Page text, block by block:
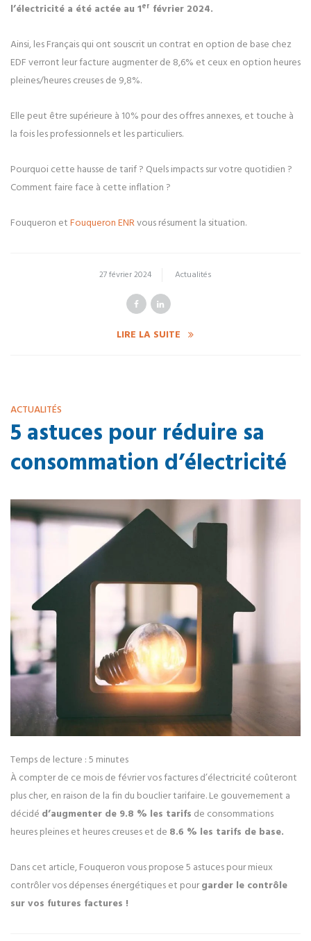
l’électricité a été actée au 1er février 2024.
Ainsi, les Français qui ont souscrit un contrat en option de base chez
EDF verront leur facture augmenter de 8,6% et ceux en option heures
pleines/heures creuses de 9,8%.
Elle peut être supérieure à 10% pour des offres annexes, et touche à
la fois les professionnels et les particuliers.
Pourquoi cette hausse de tarif ? Quels impacts sur votre quotidien ?
Comment faire face à cette inflation ?
Fouqueron et Fouqueron ENRvous résument la situation.
27 février 2024 Actualités
LIRE LA SUITE
ACTUALITÉS
5 astuces pour réduire sa
consommation d’électricité
Temps de lecture : 5 minutes
À compter de ce mois de février vos factures d’électricité coûteront
plus cher, en raison de la fin du bouclier tarifaire. Le gouvernement a
décidé d’augmenter de 9.8 % les tarifs de consommations
heures pleines et heures creuses et de 8.6 % les tarifs de base.
Dans cet article, Fouqueron vous propose 5 astuces pour mieux
contrôler vos dépenses énergétiques et pourgarder le contrôle
sur vos futures factures !